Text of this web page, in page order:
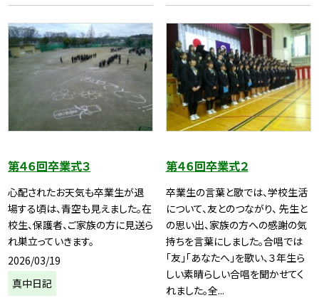
第４６回卒業式３
心配されたお天気も卒業生が退
場する頃は、青空も見えました。在
校生、保護者、ご家族の方に見送ら
れ巣立っていきます。
2026/03/19
真中日記
第４６回卒業式２
卒業生の言葉と歌では、学校生活
について、友とのつながり、 先生と
の思い出、家族の方への感謝の気
持ちを言葉にしました。合唱では
「友」「あなたへ」を歌い、３年生ら
しい素晴らしい合唱を聞かせてく
れました。全...